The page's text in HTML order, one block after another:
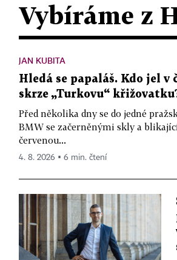
Vybíráme z
JAN KUBITA
Hledá se papaláš. Kdo jel v
skrze „Turkovu“
Před několika dny se do jedné
BMW se začerněnými skly a
červenou...
4. 8. 2026 ▪ 6 min. čtení